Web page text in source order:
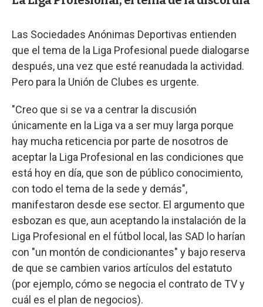
Las Sociedades Anónimas Deportivas entienden
que el tema de la Liga Profesional puede dialogarse
después, una vez que esté reanudada la actividad.
Pero para la Unión de Clubes es urgente.
"Creo que si se va a centrar la discusión
únicamente en la Liga va a ser muy larga porque
hay mucha reticencia por parte de nosotros de
aceptar la Liga Profesional en las condiciones que
está hoy en día, que son de público conocimiento,
con todo el tema de la sede y demás",
manifestaron desde ese sector. El argumento que
esbozan es que, aun aceptando la instalación de la
Liga Profesional en el fútbol local, las SAD lo harían
con "un montón de condicionantes" y bajo reserva
de que se cambien varios artículos del estatuto
(por ejemplo, cómo se negocia el contrato de TV y
cuál es el plan de negocios).